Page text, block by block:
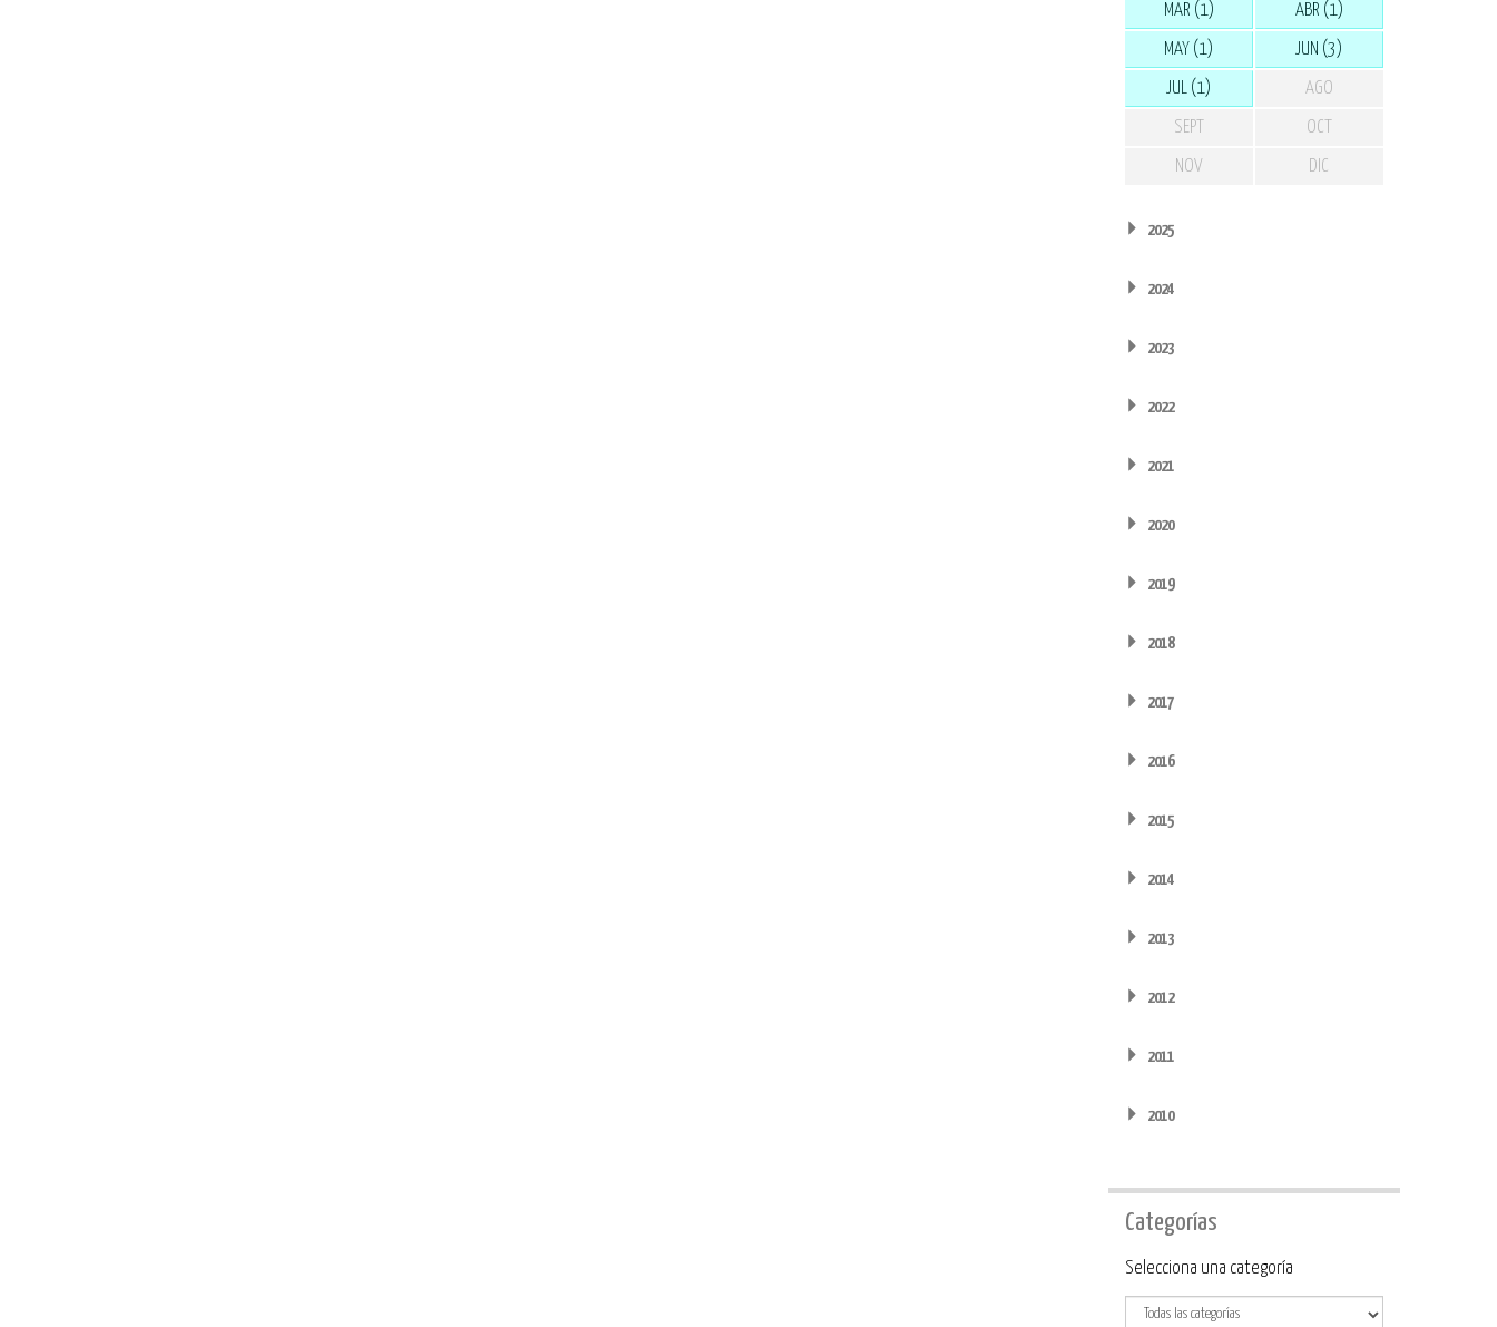
MAR (1) ABR (1)
MAY (1) JUN (3)
JUL (1) AGO
SEPT OCT
NOV DIC
2025
2024
2023
2022
2021
2020
2019
2018
2017
2016
2015
2014
2013
2012
2011
2010
Categorías
Categoría
Selecciona una categoría